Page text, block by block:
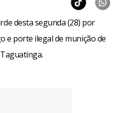
desta segunda (28) por
e porte ilegal de munição de